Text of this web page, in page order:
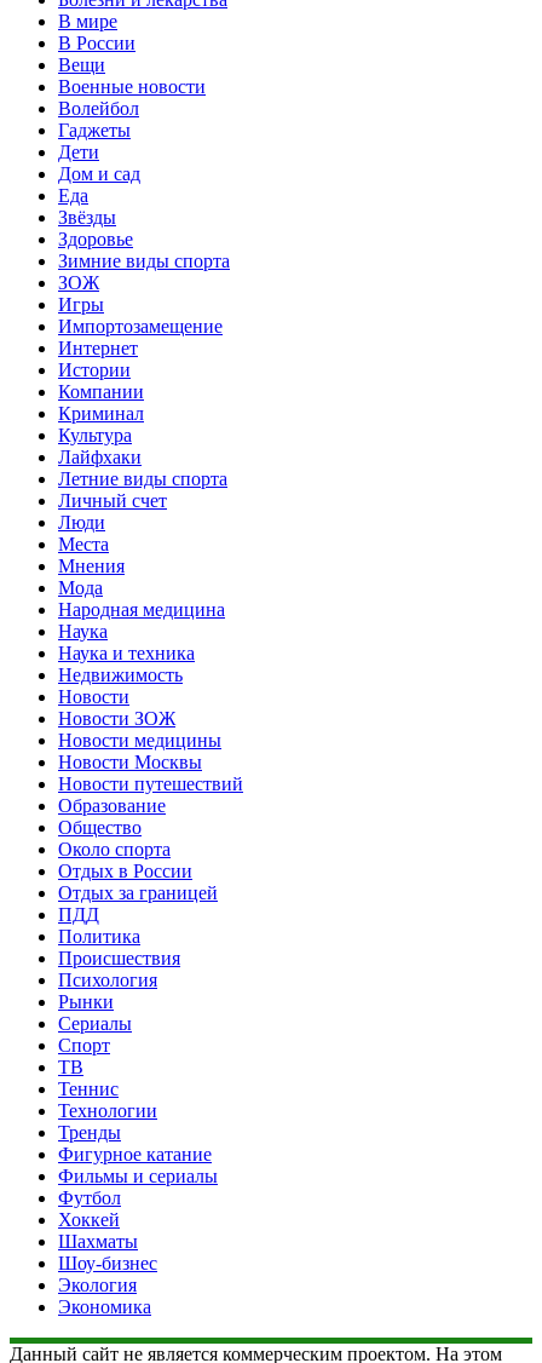
В мире
В России
Вещи
Военные новости
Волейбол
Гаджеты
Дети
Дом и сад
Еда
Звёзды
Здоровье
Зимние виды спорта
ЗОЖ
Игры
Импортозамещение
Интернет
Истории
Компании
Криминал
Культура
Лайфхаки
Летние виды спорта
Личный счет
Люди
Места
Мнения
Мода
Народная медицина
Наука
Наука и техника
Недвижимость
Новости
Новости ЗОЖ
Новости медицины
Новости Москвы
Новости путешествий
Образование
Общество
Около спорта
Отдых в России
Отдых за границей
ПДД
Политика
Происшествия
Психология
Рынки
Сериалы
Спорт
ТВ
Теннис
Технологии
Тренды
Фигурное катание
Фильмы и сериалы
Футбол
Хоккей
Шахматы
Шоу-бизнес
Экология
Экономика
Данный сайт не является коммерческим проектом. На этом